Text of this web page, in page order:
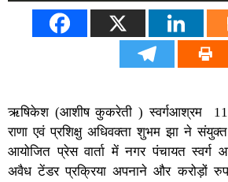
ऋषिकेश (आशीष कुकरेती ) स्वर्गआश्रम 11
राणा एवं प्रशिक्षु अधिवक्ता शुभम झा ने
आयोजित प्रेस वार्ता में नगर पंचायत
अवैध टेंडर प्रक्रिया अपनाने और करोड़ों